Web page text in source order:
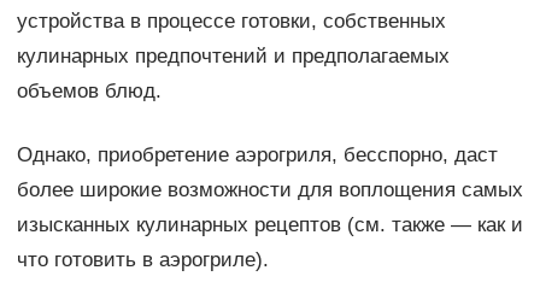
устройства в процессе готовки, собственных
кулинарных предпочтений и предполагаемых
объемов блюд.
Однако, приобретение аэрогриля, бесспорно, даст
более широкие возможности для воплощения самых
изысканных кулинарных рецептов (см. также — как и
что готовить в аэрогриле).